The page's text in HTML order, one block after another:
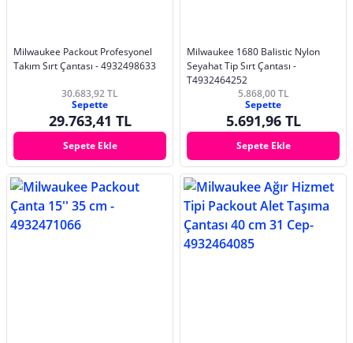
Milwaukee Packout Profesyonel
Takım Sırt Çantası - 4932498633
30.683,92 TL
Sepette
29.763,41 TL
Sepete Ekle
Milwaukee 1680 Balistic Nylon
Seyahat Tip Sırt Çantası -
T4932464252
5.868,00 TL
Sepette
5.691,96 TL
Sepete Ekle